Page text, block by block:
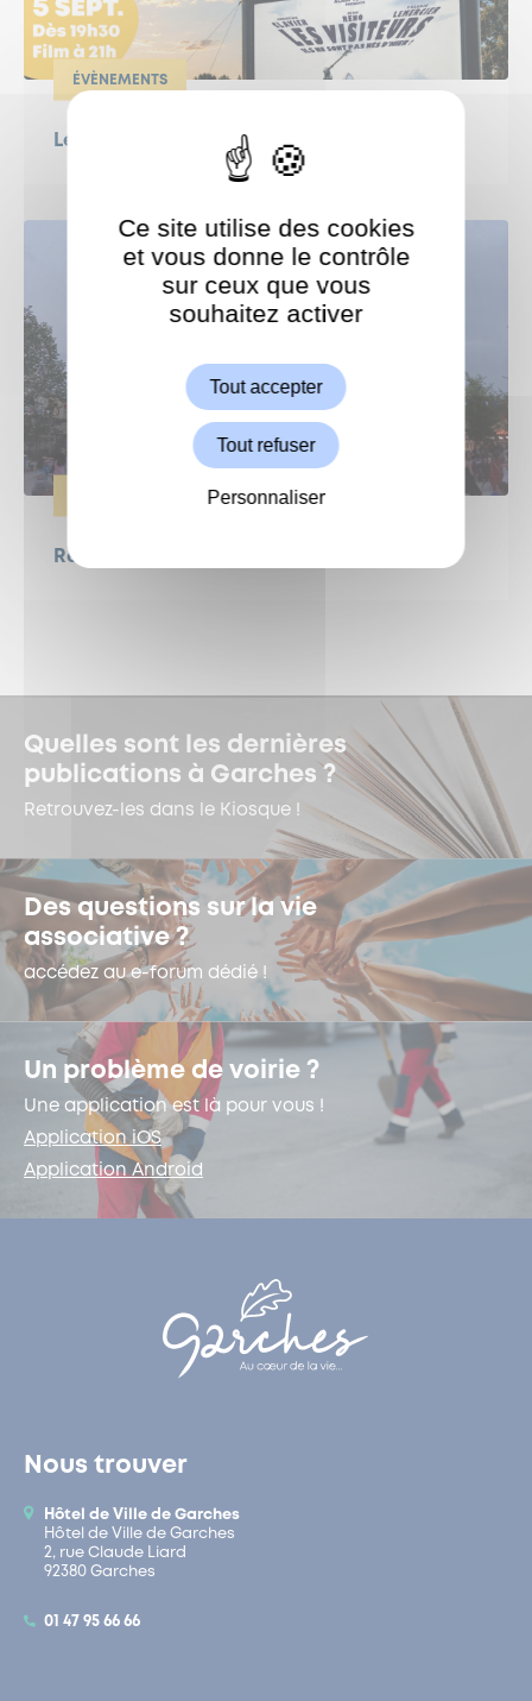
ÉVÈNEMENTS
Le Grand Weekend : Ciné en plein air !
Retour sur le Grand Bal Populaire !
Quelles sont les dernières
publications à Garches ?
Retrouvez-les dans le Kiosque !
Des questions sur la vie
associative ?
accédez au e-forum dédié !
Un problème de voirie ?
Une application est là pour vous !
Application iOS
Application Android
Nous trouver
Hôtel de Ville de Garches
Hôtel de Ville de Garches
2, rue Claude Liard
92380 Garches
01 47 95 66 66
ShareThis est désactivé.
Ce site utilise des cookies
et vous donne le contrôle
sur ceux que vous
souhaitez activer
Tout accepter
Tout refuser
Personnaliser